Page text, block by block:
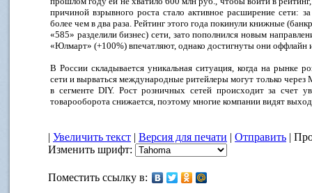
причиной взрывного роста стало активное расширение сети:
более чем в два раза. Рейтинг этого года покинули книжные
«585» разделили бизнес) сети, зато пополнился новым
«Юлмарт» (+100%) впечатляют, однако достигнуты они оффлайн
В России складывается уникальная ситуация, когда на рынке
сети и вырваться международные ритейлеры могут только
в сегменте DIY. Рост розничных сетей происходит за счет
товарооборота снижается, поэтому многие компании видят
| Увеличить текст | Версия для печати | Отправить |
Изменить шрифт:
Поместить ссылку в: